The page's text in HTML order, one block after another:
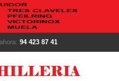
94 423 87 41